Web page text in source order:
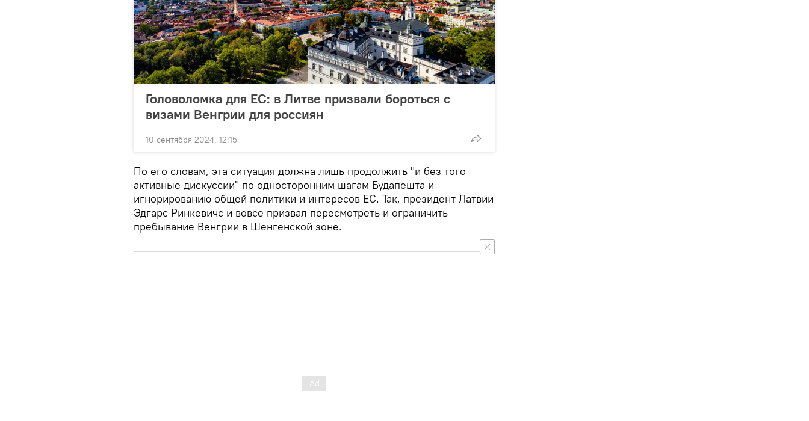
Головоломка для ЕС: в Литве призвали бороться с
визами Венгрии для россиян
10 сентября 2024, 12:15
По его словам, эта ситуация должна лишь продолжить "и без того
активные дискуссии" по односторонним шагам Будапешта и
игнорированию общей политики и интересов ЕС. Так, президент Латвии
Эдгарс Ринкевичс и вовсе призвал пересмотреть и ограничить
пребывание Венгрии в Шенгенской зоне.